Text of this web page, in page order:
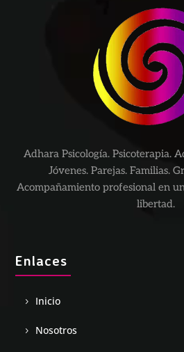
Adhara Psicología. Psicoterapia.
Jóvenes. Parejas. Familias.
Acompañamiento profesional en
libertad.
Enlaces
Inicio
Nosotros